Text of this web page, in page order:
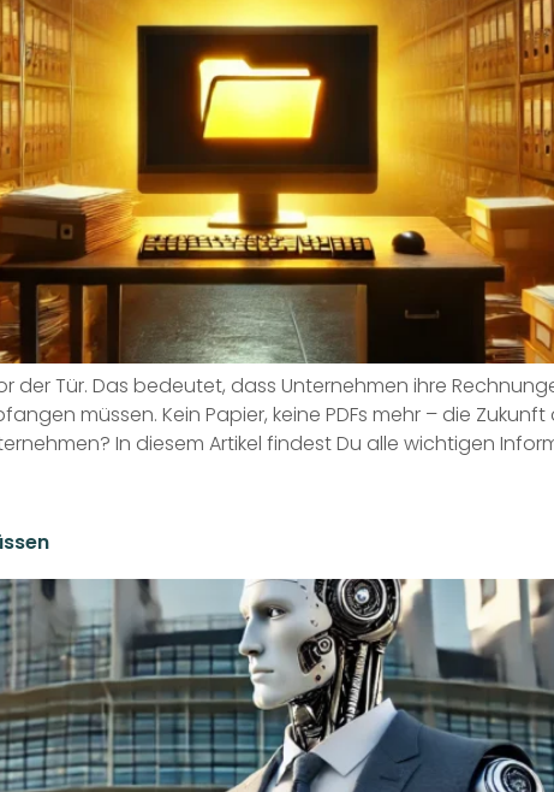
der Tür. Das bedeutet, dass Unternehmen ihre
müssen. Kein Papier, keine PDFs mehr – die
In diesem Artikel findest Du alle wichtigen